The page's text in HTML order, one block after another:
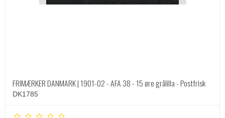
FRIMÆRKER DANMARK | 1901-02 - AFA 38 - 15 øre grålilla - Postfrisk
DK1785